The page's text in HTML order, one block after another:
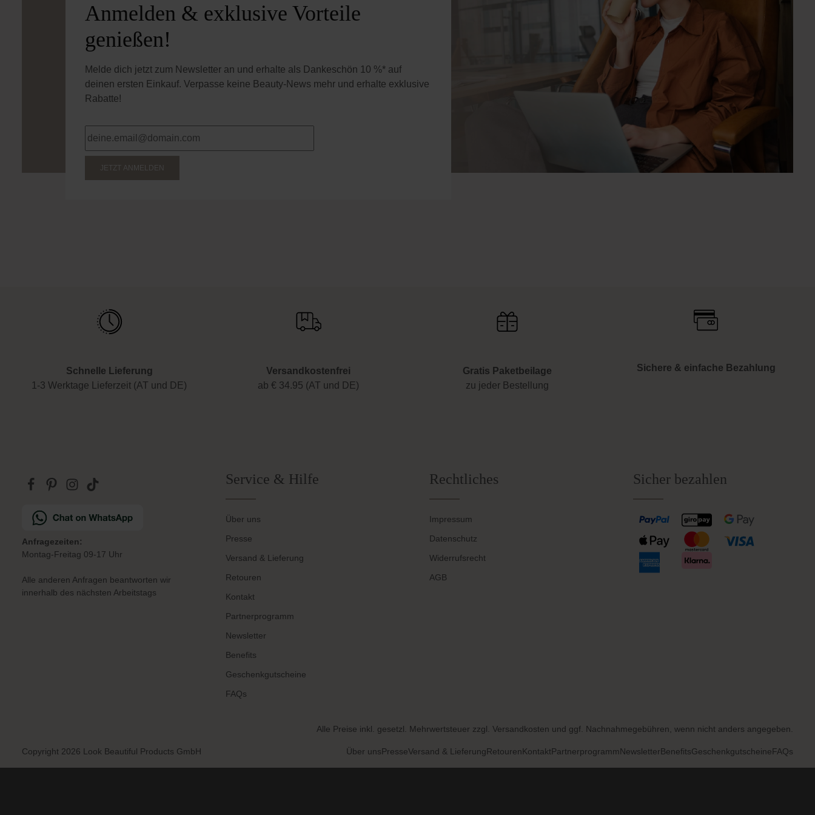
Anmelden & exklusive Vorteile
genießen!
Melde dich jetzt zum Newsletter an und erhalte als Dankeschön 10 %* auf
deinen ersten Einkauf. Verpasse keine Beauty-News mehr und erhalte exklusive
Rabatte!
JETZT ANMELDEN
Schnelle Lieferung
1-3 Werktage Lieferzeit (AT und DE)
Versandkostenfrei
ab € 34.95 (AT und DE)
Gratis Paketbeilage
zu jeder Bestellung
Sichere & einfache Bezahlung
Anfragezeiten:
Montag-Freitag 09-17 Uhr
Alle anderen Anfragen beantworten wir
innerhalb des nächsten Arbeitstags
Service & Hilfe
Über uns
Presse
Versand & Lieferung
Retouren
Kontakt
Partnerprogramm
Newsletter
Benefits
Geschenkgutscheine
FAQs
Rechtliches
Impressum
Datenschutz
Widerrufsrecht
AGB
Sicher bezahlen
Alle Preise inkl. gesetzl. Mehrwertsteuer zzgl. Versandkosten und ggf. Nachnahmegebühren, wenn nicht anders angegeben.
Copyright 2026 Look Beautiful Products GmbH Über unsPresseVersand & LieferungRetourenKontaktPartnerprogrammNewsletterBenefitsGeschenkgutscheineFAQs